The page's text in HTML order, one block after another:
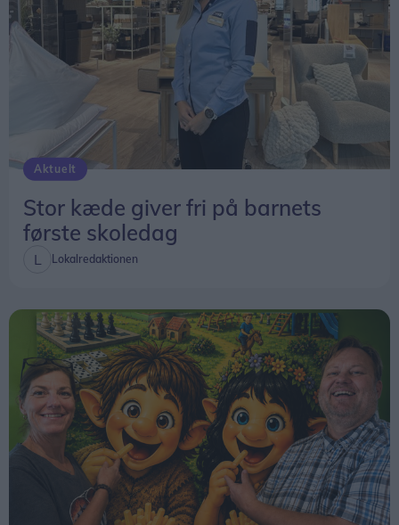
Når de nye bygninger åbner i 2030, bliver det
derfor ikke starten på et nyt fællesskab – men
kulminationen på et fællesskab, der allerede er
vokset gennem flere år.
Aktuelt
Stor kæde giver fri på barnets
første skoledag
Lokalredaktionen